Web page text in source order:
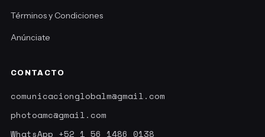
Términos y Condiciones
Anúnciate
CONTACTO
comunicacionglobalm@gmail.com
photoamc@gmail.com
WhatsApp +52 1 56 1486 0138